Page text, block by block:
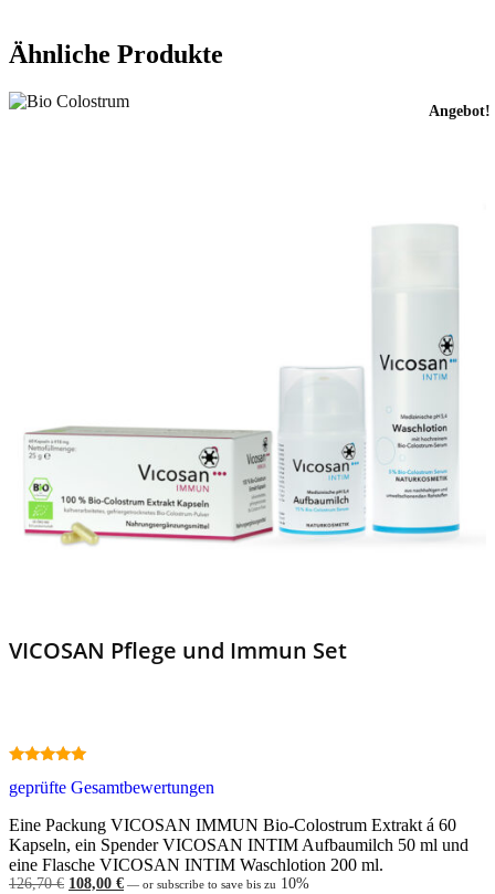
Ähnliche Produkte
Angebot!
VICOSAN Pflege und Immun Set
out of 5
geprüfte Gesamtbewertungen
Eine Packung VICOSAN IMMUN Bio-Colostrum Extrakt á 60
Kapseln, ein Spender VICOSAN INTIM Aufbaumilch 50 ml und
eine Flasche VICOSAN INTIM Waschlotion 200 ml.
126,70€ Ursprünglicher
108,00 €Aktueller
— or subscribe to save bis zu 10%